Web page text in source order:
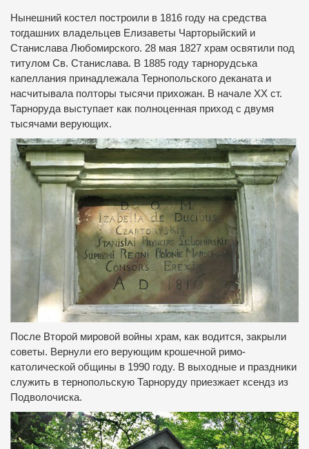
Нынешний костел построили в 1816 году на средства
тогдашних владельцев Елизаветы Чарторыйский и
Станислава Любомирского. 28 мая 1827 храм освятили под
титулом Св. Станислава. В 1885 году тарнорудська
капеллания принадлежала Тернопольского деканата и
насчитывала полторы тысячи прихожан. В начале ХХ ст.
Тарноруда выступает как полноценная приход с двумя
тысячами верующих.
После Второй мировой войны храм, как водится, закрыли
советы. Вернули его верующим крошечной римо-
католической общины в 1990 году. В выходные и праздники
служить в тернопольскую Тарноруду приезжает ксендз из
Подволочиска.